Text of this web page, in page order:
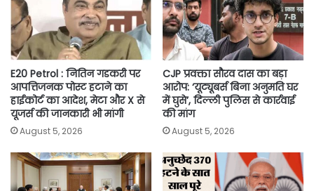
k
p
k
E20 Petrol : नितिन गडकरी पर
आपत्तिजनक पोस्ट हटाने का
हाईकोर्ट का आदेश, मेटा और X से
यूजर्स की जानकारी भी मांगी
August 5, 2026
CJP प्रवक्ता सौरव दास का बड़ा
आरोप: ‘यूट्यूबर्स बिना अनुमति घर
में घुसे’, दिल्ली पुलिस से कार्रवाई
की मांग
August 5, 2026